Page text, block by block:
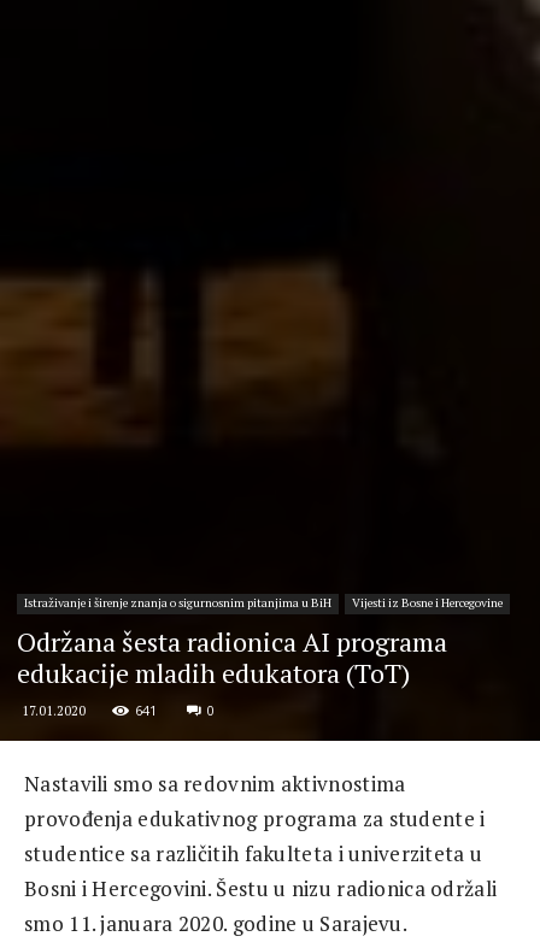
Istraživanje i širenje znanja o sigurnosnim pitanjima u BiH Vijesti iz Bosne i Hercegovine
Održana šesta radionica AI programa
edukacije mladih edukatora (ToT)
17.01.2020 641 0
Nastavili smo sa redovnim aktivnostima
provođenja edukativnog programa za studente i
studentice sa različitih fakulteta i univerziteta u
Bosni i Hercegovini. Šestu u nizu radionica održali
smo 11. januara 2020. godine u Sarajevu.